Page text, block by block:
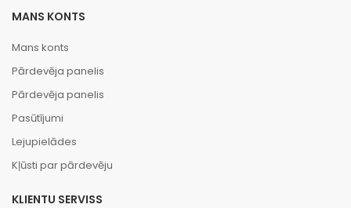
MANS KONTS
Mans konts
Pārdevēja panelis
Pārdevēja panelis
Pasūtījumi
Lejupielādes
Kļūsti par pārdevēju
KLIENTU SERVISS